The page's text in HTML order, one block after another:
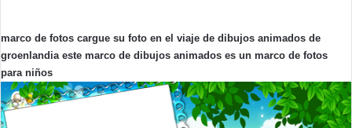
marco de fotos cargue su foto en el viaje de dibujos animados de
groenlandia este marco de dibujos animados es un marco de fotos
para niños